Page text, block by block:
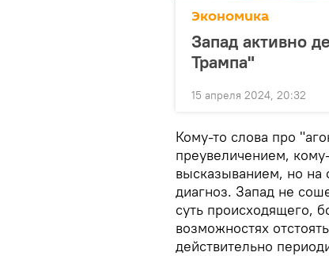
Экономика
Запад активно
Трампа"
15 апреля 2024, 20:32
Кому-то слова про
преувеличением,
высказыванием, но на
диагноз. Запад не
суть происходящего,
возможностях
действительно